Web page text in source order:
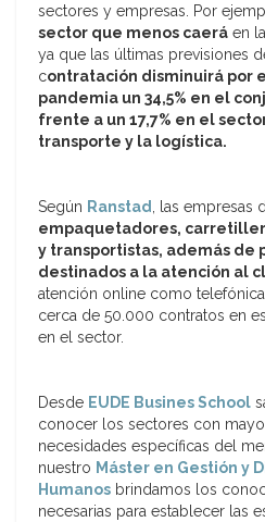
sectores y empresas. Por
sector que menos caerá en
ya que las últimas previsiones
contratación disminuirá por
pandemia un 34,5% en el
frente a un 17,7% en el
transporte y la logística.
Según Ranstad, las empresas
empaquetadores,
y transportistas, además de
destinados a la atención al
atención online como
cerca de 50.000 contratos en
en el sector.
Desde EUDE Busines School
conocer los sectores con
necesidades específicas del
nuestro Máster en Gestión y
Humanos brindamos los
necesarias para establecer las